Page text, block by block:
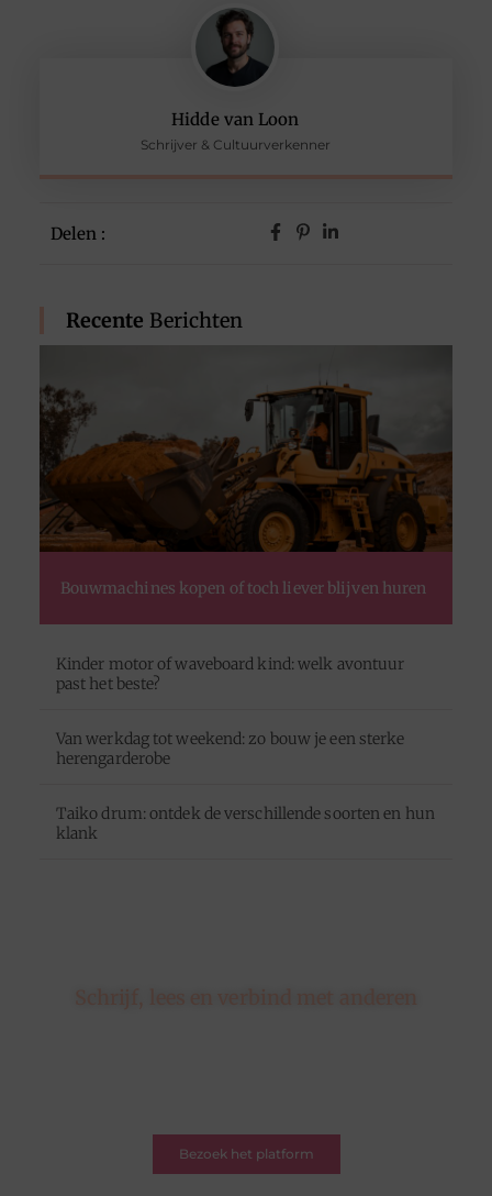
Hidde van Loon
Schrijver & Cultuurverkenner
Delen :
Recente Berichten
Bouwmachines kopen of toch liever blijven huren
Kinder motor of waveboard kind: welk avontuur
past het beste?
Van werkdag tot weekend: zo bouw je een sterke
herengarderobe
Taiko drum: ontdek de verschillende soorten en hun
klank
Bezoek het platform